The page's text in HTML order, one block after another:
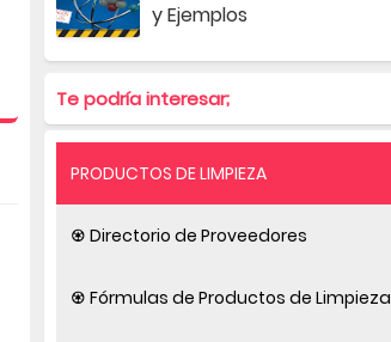
y Ejemplos
Te podría interesar;
PRODUCTOS DE LIMPIEZA
♼ Directorio de Proveedores
♼ Fórmulas de Productos de Limpieza